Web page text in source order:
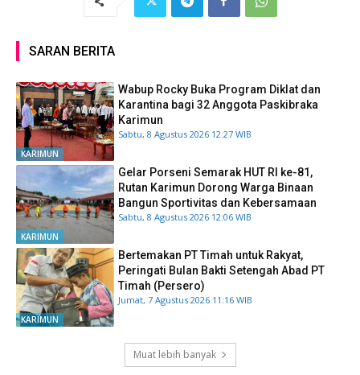
SARAN BERITA
KARIMUN
Wabup Rocky Buka Program Diklat dan
Karantina bagi 32 Anggota Paskibraka
Karimun
Sabtu, 8 Agustus 2026 12:27 WIB
KARIMUN
Gelar Porseni Semarak HUT RI ke-81,
Rutan Karimun Dorong Warga Binaan
Bangun Sportivitas dan Kebersamaan
Sabtu, 8 Agustus 2026 12:06 WIB
KARIMUN
Bertemakan PT Timah untuk Rakyat,
Peringati Bulan Bakti Setengah Abad PT
Timah (Persero)
Jumat, 7 Agustus 2026 11:16 WIB
Muat lebih banyak